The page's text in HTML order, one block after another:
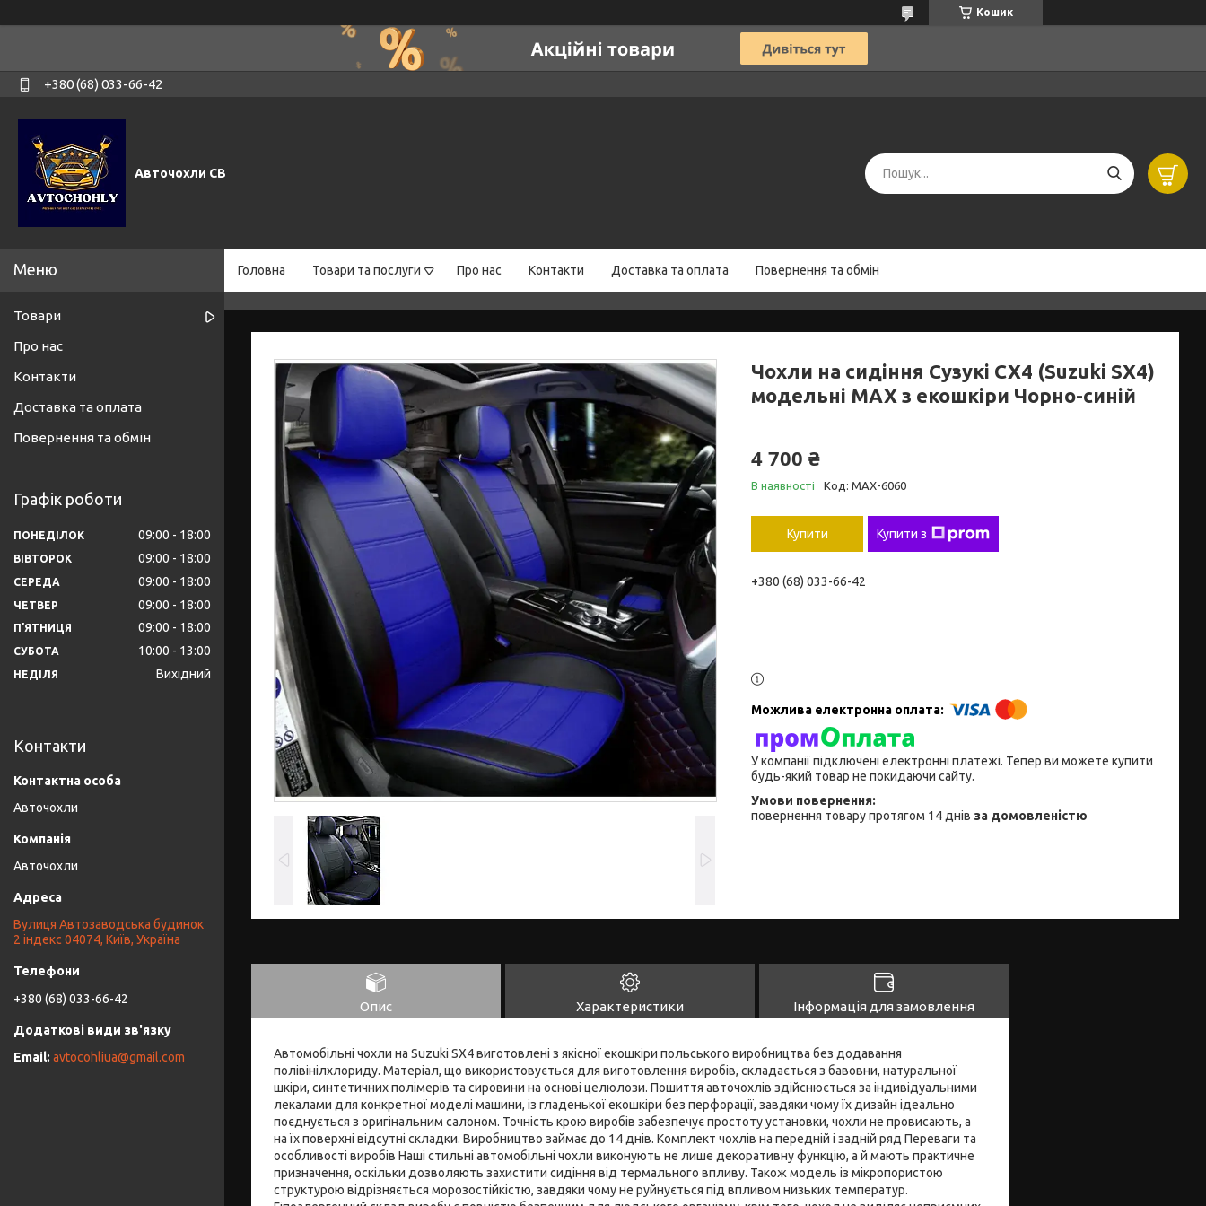
Кошик
+380 (68) 033-66-42
Авточохли СВ
Головна Товари та послуги Про нас Контакти Доставка та оплата Повернення та обмін
Чохли на сидіння Сузукі СХ4 (Suzuki SX4)
модельні MAX з екошкіри Чорно-синій
4 700 ₴
В наявності Код: MAX-6060
Купити Купити з
+380 (68) 033-66-42
У компанії підключені електронні платежі. Тепер ви можете купити
будь-який товар не покидаючи сайту.
повернення товару протягом 14 днів за домовленістю
Опис Характеристики Інформація для замовлення
Автомобільні чохли на Suzuki SX4 виготовлені з якісної екошкіри польського виробництва без додавання
полівінілхлориду. Матеріал, що використовується для виготовлення виробів, складається з бавовни, натуральної
шкіри, синтетичних полімерів та сировини на основі целюлози. Пошиття авточохлів здійснюється за індивідуальними
лекалами для конкретної моделі машини, із гладенької екошкіри без перфорації, завдяки чому їх дизайн ідеально
поєднується з оригінальним салоном. Точність крою виробів забезпечує простоту установки, чохли не провисають, а
на їх поверхні відсутні складки. Виробництво займає до 14 днів. Комплект чохлів на передній і задній ряд Переваги та
особливості виробів Наші стильні автомобільні чохли виконують не лише декоративну функцію, а й мають практичне
призначення, оскільки дозволяють захистити сидіння від термального впливу. Також модель із мікропористою
структурою відрізняється морозостійкістю, завдяки чому не руйнується під впливом низьких температур.
Товари
Про нас
Контакти
Доставка та оплата
Повернення та обмін
Графік роботи
ПОНЕДІЛОК 09:00 18:00
ВІВТОРОК 09:00 18:00
СЕРЕДА 09:00 18:00
ЧЕТВЕР 09:00 18:00
ПʼЯТНИЦЯ 09:00 18:00
СУБОТА 10:00 13:00
НЕДІЛЯ Вихідний
Контакти
Авточохли
Авточохли
Вулиця Автозаводська будинок
2 індекс 04074, Київ, Україна
+380 (68) 033-66-42
avtocohliua@gmail.com